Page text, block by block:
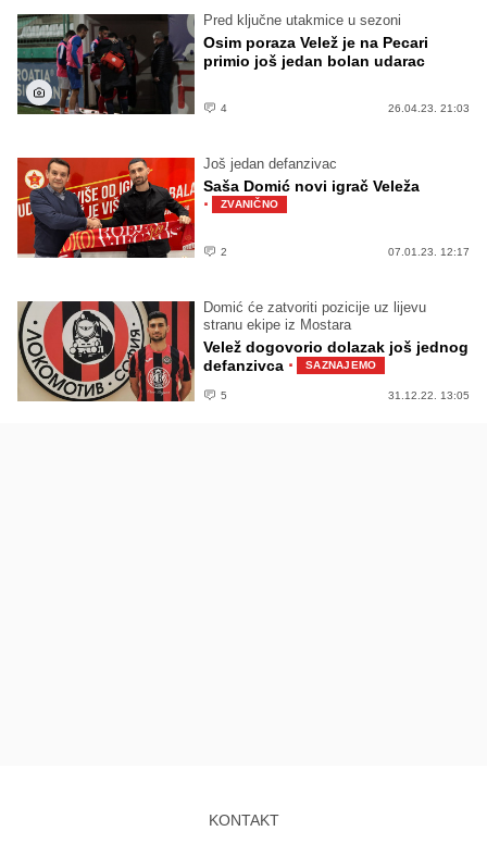
Pred ključne utakmice u sezoni
Osim poraza Velež je na Pecari
primio još jedan bolan udarac
4 26.04.23. 21:03
Još jedan defanzivac
Saša Domić novi igrač Veleža
· ZVANIČNO
2 07.01.23. 12:17
Domić će zatvoriti pozicije uz lijevu
stranu ekipe iz Mostara
Velež dogovorio dolazak još jednog
defanzivca · SAZNAJEMO
5 31.12.22. 13:05
KONTAKT